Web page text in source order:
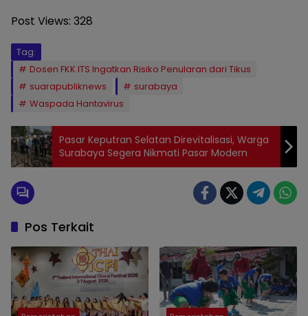
Post Views: 328
Tag:
Dosen FKK ITS Ingatkan Risiko Penularan dari Tikus
suarapubliknews
surabaya
Waspada Hantavirus
Pasar Keputran Selatan Direvitalisasi, Warga
Surabaya Segera Nikmati Pasar Modern
Pos Terkait